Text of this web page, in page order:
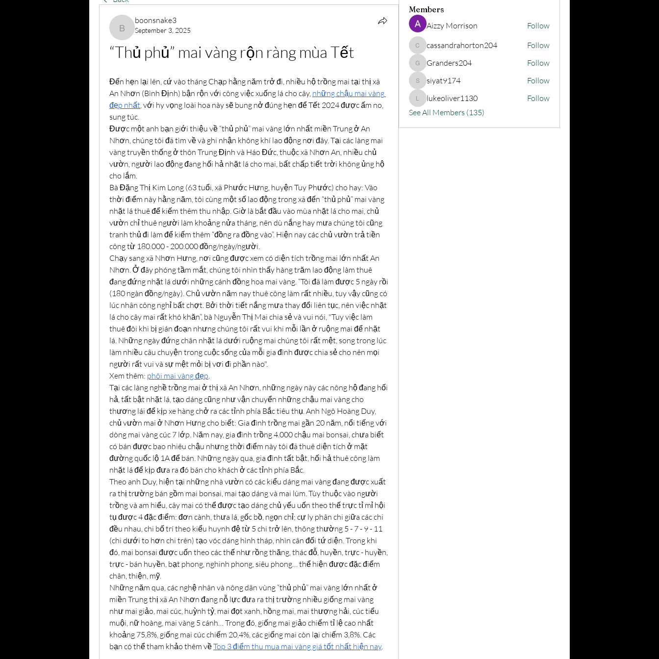
boonsnake3
boonsnake3
September 3, 2025
“Thủ phủ” mai vàng rộn ràng mùa Tết
Đến hẹn lại lên, cứ vào tháng Chạp hằng năm trở đi, nhiều hộ trồng mai tại thị xã
An Nhơn (Bình Định) bận rộn với công việc xuống lá cho cây, những chậu mai vàng
đẹp nhất, với hy vọng loài hoa này sẽ bung nở đúng hẹn để Tết 2024 được ấm no,
sung túc.
Được một anh bạn giới thiệu về “thủ phủ” mai vàng lớn nhất miền Trung ở An
Nhơn, chúng tôi đã tìm về và ghi nhận không khí lao động nơi đây. Tại các làng mai
vàng truyền thống ở thôn Trung Định và Háo Đức, thuộc xã Nhơn An, nhiều chủ
vườn, người lao động đang hối hả nhặt lá cho mai, bất chấp tiết trời không ủng hộ
cho lắm.
Bà Đặng Thị Kim Long (63 tuổi, xã Phước Hưng, huyện Tuy Phước) cho hay: Vào
thời điểm này hằng năm, tôi cùng một số lao động trong xã đến “thủ phủ” mai vàng
nhặt lá thuê để kiếm thêm thu nhập. Giờ là bắt đầu vào mùa nhặt lá cho mai, chủ
vườn chỉ thuê người làm khoảng nửa tháng, nên dù nắng hay mưa chúng tôi cũng
tranh thủ đi làm để kiếm thêm “đồng ra đồng vào”. Hiện nay các chủ vườn trả tiền
công từ 180.000 - 200.000 đồng/ngày/người.
Chạy sang xã Nhơn Hưng, nơi cũng được xem có diện tích trồng mai lớn nhất An
Nhơn. Ở đây phóng tầm mắt, chúng tôi nhìn thấy hàng trăm lao động làm thuê
đang đứng nhặt lá dưới những cánh đồng hoa mai vàng. “Tôi đã làm được 5 ngày rồi
(180 ngàn đồng/ngày). Chủ vườn năm nay thuê công làm rất nhiều, tuy vậy cũng có
lúc nhân công nghỉ bất chợt. Bởi thời tiết nắng mưa thay đổi liên tục, nên việc nhặt
lá cho cây mai rất khó khăn”, bà Nguyễn Thị Mai chia sẻ và vui nói, "Tuy việc làm
thuê đôi khi bị gián đoạn nhưng chúng tôi rất vui khi mỗi lần ở ruộng mai để nhặt
lá. Những ngày đứng chân nhặt lá dưới ruộng mai chúng tôi rất mệt, song trong lúc
làm nhiều câu chuyện trong cuộc sống của mỗi gia đình được chia sẻ cho nên mọi
người rất vui và sự mệt mỏi bị vơi đi phần nào".
Xem thêm: phôi mai vàng đẹp.
Tại các làng nghề trồng mai ở thị xã An Nhơn, những ngày này các nông hộ đang hối
hả, tất bật nhặt lá, tạo dáng cũng như vận chuyển những chậu mai vàng cho
thương lái để kịp xe hàng chở ra các tỉnh phía Bắc tiêu thụ. Anh Ngô Hoàng Duy,
chủ vườn mai ở Nhơn Hưng cho biết: Gia đình trồng mai gần 20 năm, nổi tiếng với
dòng mai vàng cúc 7 lớp. Năm nay, gia đình trồng 4.000 chậu mai bonsai, chưa biết
có bán được bao nhiêu chậu nhưng thời điểm này tôi đã thuê diện tích ở mặt
đường quốc lộ 1A để bán. Những ngày qua, gia đình tất bật, hối hả thuê công làm
nhặt lá để kịp đưa ra đó bán cho khách ở các tỉnh phía Bắc.
Theo anh Duy, hiện tại những nhà vườn có các kiểu dáng mai vàng đang được xuất
ra thị trường bán gồm mai bonsai, mai tạo dáng và mai lùm. Tùy thuộc vào người
trồng và am hiểu, cây mai có thể được tạo dáng chủ yếu uốn theo thế trực tỉ mỉ hội
tụ được 4 đặc điểm: đơn cành, thưa lá, gốc bồ, ngọn chỉ; cự ly phân chi giữa các chi
đều nhau, chi bố trí theo kiểu huynh đệ từ 5 chi trở lên, thông thường 5 - 7 - 9 - 11
(chi dưới to hơn chi trên) tạo vóc dáng hình tháp, nhìn cân đối tứ diện. Trong khi
đó, mai bonsai được uốn theo các thế như rồng thăng, thác đỗ, huyền, trực - huyền,
trực - bán huyền, bạt phong, nghinh phong, siêu phong… thể hiện được đặc điểm
chân, thiện, mỹ.
Những năm qua, các nghệ nhân và nông dân vùng “thủ phủ” mai vàng lớn nhất ở
miền Trung thị xã An Nhơn đang nỗ lực đưa ra thị trường nhiều giống mai vàng
như mai giảo, mai cúc, huỳnh tỷ, mai đọt xanh, hồng mai, mai thượng hải, cúc tiểu
muội, nữ hoàng, mai vàng 5 cánh… Trong đó, giống mai giảo chiếm tỉ lệ cao nhất
khoảng 75,8%, giống mai cúc chiếm 20,4%, các giống mai còn lại chiếm 3,8%. Các
bạn có thể tham khảo thêm về Top 3 điểm thu mua mai vàng giá tốt nhất hiện nay.
Members
Aizzy Morrison
Follow
cassandrahorton204
cassandrahorton204 Follow
Granders204
Granders204 Follow
siyat9174
siyat9174 Follow
lukeoliver1130
lukeoliver1130
Follow
See All Members (135)